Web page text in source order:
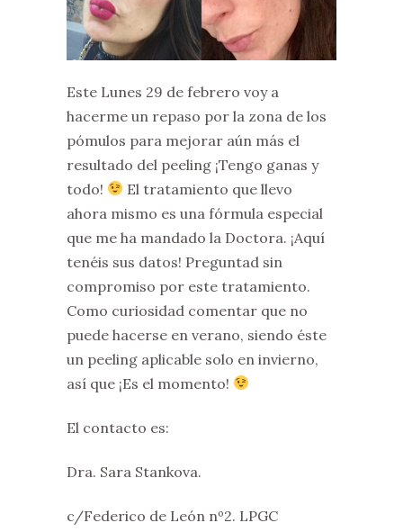
Este Lunes 29 de febrero voy a
hacerme un repaso por la zona de los
pómulos para mejorar aún más el
resultado del peeling ¡Tengo ganas y
todo!
El tratamiento que llevo
ahora mismo es una fórmula especial
que me ha mandado la Doctora. ¡Aquí
tenéis sus datos! Preguntad sin
compromiso por este tratamiento.
Como curiosidad comentar que no
puede hacerse en verano, siendo éste
un peeling aplicable solo en invierno,
así que ¡Es el momento!
El contacto es:
Dra. Sara Stankova.
c/Federico de León nº2. LPGC